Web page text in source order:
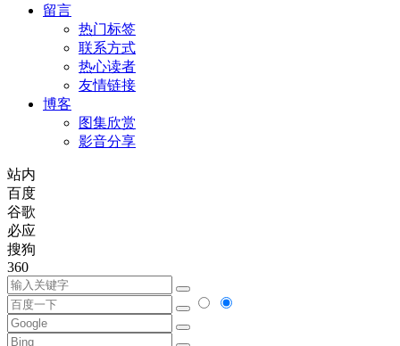
留言
热门标签
联系方式
热心读者
友情链接
博客
图集欣赏
影音分享
站内
百度
谷歌
必应
搜狗
360